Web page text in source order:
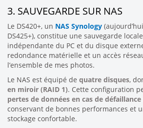
3. SAUVEGARDE SUR NAS
Le DS420+, un NAS Synology
DS425+), constitue une sauvegarde
indépendante du PC et du disque
redondance matérielle et un accès
l’ensemble de mes photos.
Le NAS est équipé de quatre disques,
en miroir (RAID 1). Cette configuration
pertes de données en cas de défaillance
conservant de bonnes performances et
stockage confortable.